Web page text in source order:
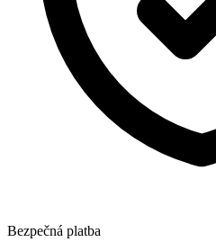
Bezpečná platba